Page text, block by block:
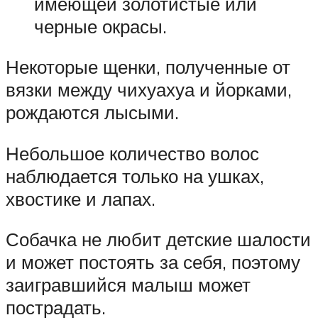
черные окрасы.
Некоторые щенки, полученные от
вязки между чихуахуа и йорками,
рождаются лысыми.
Небольшое количество волос
наблюдается только на ушках,
хвостике и лапах.
Собачка не любит детские шалости
и может постоять за себя, поэтому
заигравшийся малыш может
пострадать.